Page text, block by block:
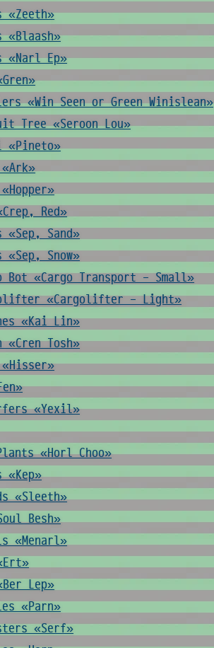
«Zeeth»
«Blaash»
«Narl Ep»
«Win Seen or Green Winislean»
Tree «Seroon Lou»
«Pineto»
Red»
«Sep, Sand»
«Sep, Snow»
Bot «Cargo Transport - Small»
«Cargolifter - Light»
«Kai Lin»
Tosh»
«Hisser»
«Yexil»
«Horl Choo»
«Kep»
«Sleeth»
Besh»
«Menarl»
Lep»
«Parn»
«Serf»